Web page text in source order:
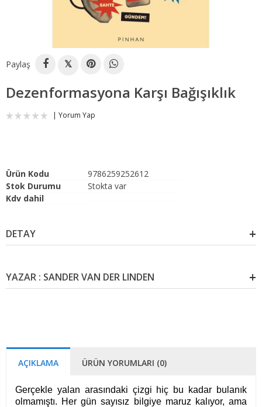
Paylaş 𝕏
Dezenformasyona Karşı Bağışıklık
Yorum Yap
Ürün Kodu
9786259252612
Stok Durumu
Stokta var
Kdv dahil
DETAY
YAZAR : SANDER VAN DER LINDEN
AÇIKLAMA ÜRÜN YORUMLARI (0)
Gerçekle yalan arasındaki çizgi hiç bu kadar bulanık
olmamıştı. Her gün sayısız bilgiye maruz kalıyor, ama